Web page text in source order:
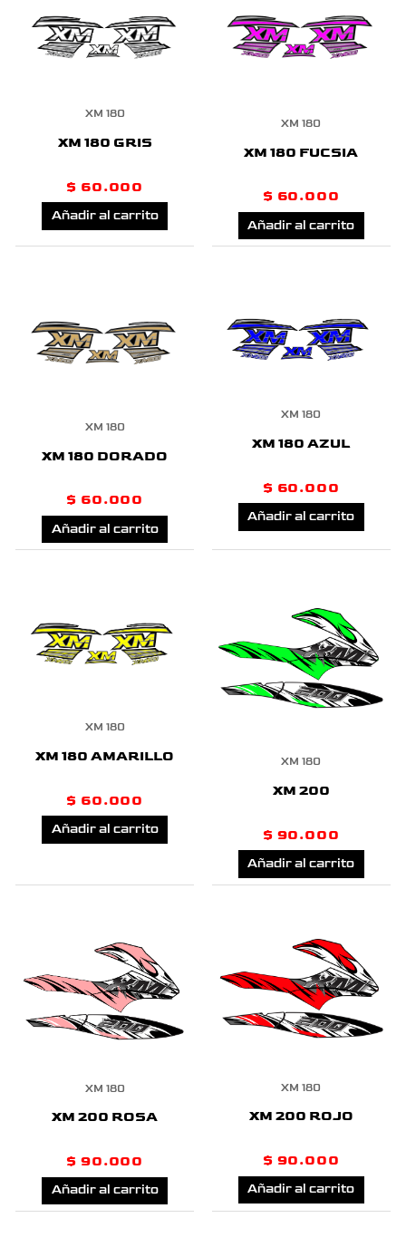
XM 180
XM 180 GRIS
$ 60.000
Añadir al carrito
XM 180
XM 180 FUCSIA
$ 60.000
Añadir al carrito
XM 180
XM 180 DORADO
$ 60.000
Añadir al carrito
XM 180
XM 180 AZUL
$ 60.000
Añadir al carrito
XM 180
XM 180 AMARILLO
$ 60.000
Añadir al carrito
XM 180
XM 200
$ 90.000
Añadir al carrito
XM 180
XM 200 ROSA
$ 90.000
Añadir al carrito
XM 180
XM 200 ROJO
$ 90.000
Añadir al carrito